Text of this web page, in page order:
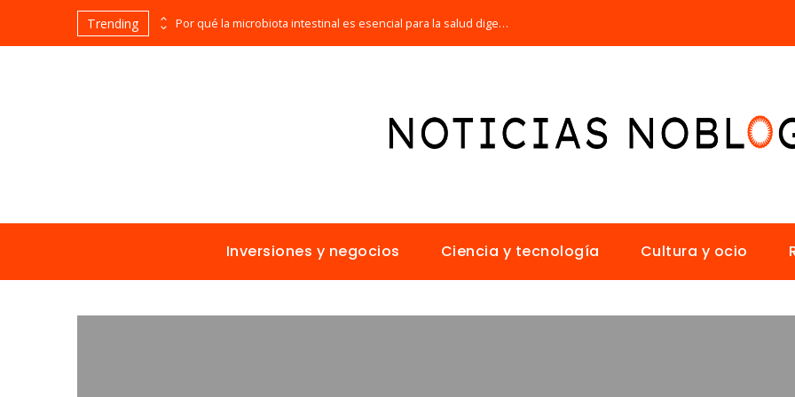
Trending Los imperios más ricos gracias al comercio antes de la era industrial Por qué la microbiota intestinal es esencial para la salud digestiva
Inversiones y negocios Ciencia y tecnología Cultura y ocio